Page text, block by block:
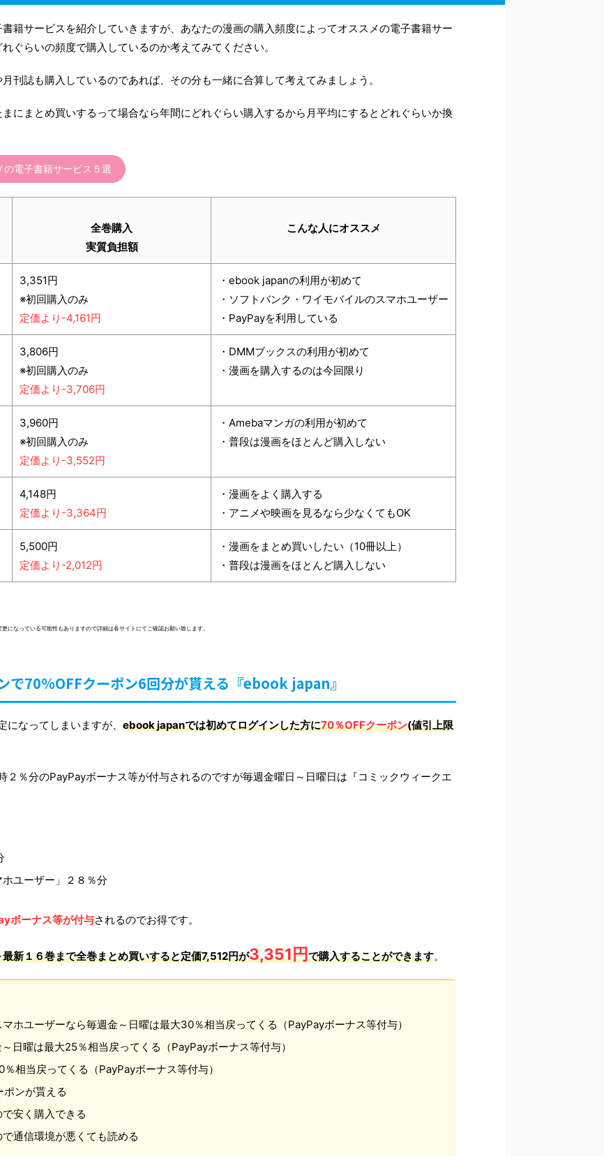
籍サービスを紹介していきますが、あなたの漫画の購入頻度によってオススメの電子書籍サー
ぐらいの頻度で購入しているのか考えてみてください。
刊誌も購入しているのであれば、その分も一緒に合算して考えてみましょう。
にまとめ買いするって場合なら年間にどれぐらい購入するから月平均にするとどれぐらいか換
電子書籍サービス５選
全巻購入
実質負担額
こんな人にオススメ
3,351円
※初回購入のみ
定価より-4,161円
・ebook japanの利用が初めて
・ソフトバンク・ワイモバイルのスマホユーザー
・PayPayを利用している
3,806円
※初回購入のみ
定価より-3,706円
・DMMブックスの利用が初めて
・漫画を購入するのは今回限り
3,960円
※初回購入のみ
定価より-3,552円
・Amebaマンガの利用が初めて
・普段は漫画をほとんど購入しない
4,148円
定価より-3,364円
・漫画をよく購入する
・アニメや映画を見るなら少なくてもOK
5,500円
定価より-2,012円
・漫画をまとめ買いしたい（10冊以上）
・普段は漫画をほとんど購入しない
になっている可能性もありますので詳細は各サイトにてご確認お願い致します。
で70%OFFクーポン6回分が貰える『ebook japan』
なってしまいますが、 ebook japanでは初めてログインした方に70％OFFクーポン(値引上限
２％分のPayPayボーナス等が付与されるのですが毎週金曜日～日曜日は『コミックウィークエ
ホユーザー」２８％分
ボーナス等が付与されるのでお得です。
新１６巻まで全巻まとめ買いすると定価7,512円が3,351円で購入することができます。
ホユーザーなら毎週金～日曜は最大30％相当戻ってくる（PayPayボーナス等付与）
日曜は最大25％相当戻ってくる（PayPayボーナス等付与）
相当戻ってくる（PayPayボーナス等付与）
ンが貰える
安く購入できる
通信環境が悪くても読める